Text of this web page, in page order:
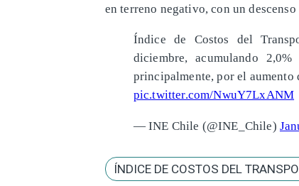
en terreno negativo, con un descenso
Índice de Costos del
diciembre, acumulando
principalmente, por el
pic.twitter.com/NwuY7LxANM
— INE Chile (@INE_Chile)
ÍNDICE DE COSTOS DEL